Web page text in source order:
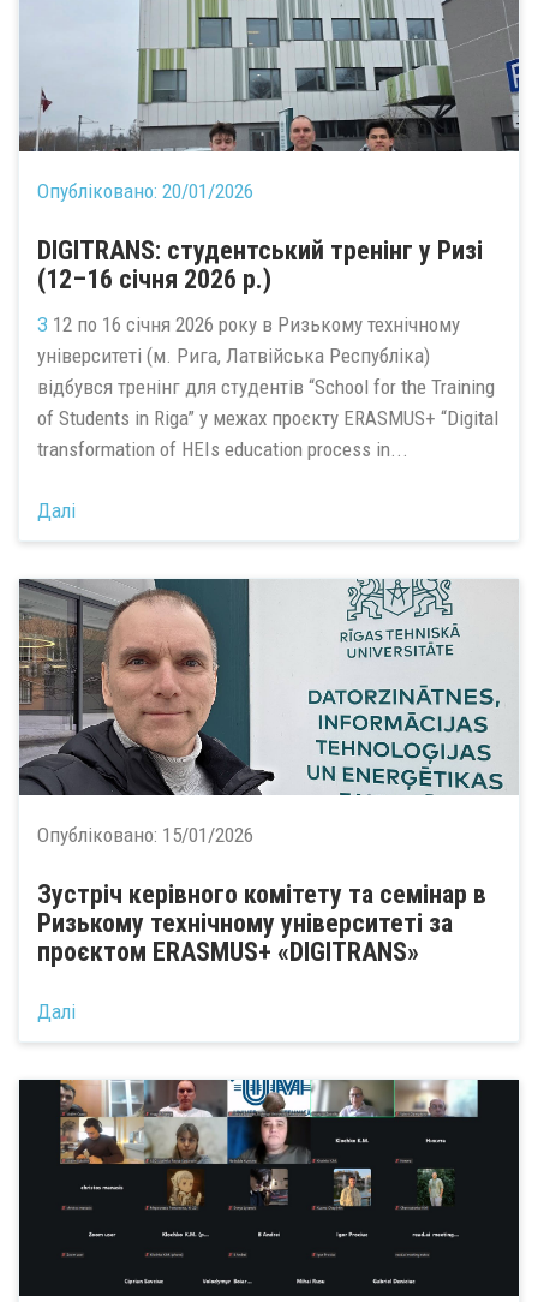
Опубліковано: 20/01/2026
DIGITRANS: студентський тренінг у Ризі
(12–16 січня 2026 р.)
З 12 по 16 січня 2026 року в Ризькому технічному
університеті (м. Рига, Латвійська Республіка)
відбувся тренінг для студентів “School for the Training
of Students in Riga” у межах проєкту ERASMUS+ “Digital
transformation of HEIs education process in...
Далі
Опубліковано: 15/01/2026
Зустріч керівного комітету та семінар в
Ризькому технічному університеті за
проєктом ERASMUS+ «DIGITRANS»
Далі